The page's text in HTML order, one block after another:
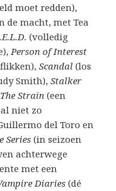
moet redden),
de macht, met Tea
(volledig
Person of Interest
Scandal (los
Smith),Stalker
The Strain (een
niet zo
del Toro en
Series (in seizoen
achterwege
met een
Diaries(dé